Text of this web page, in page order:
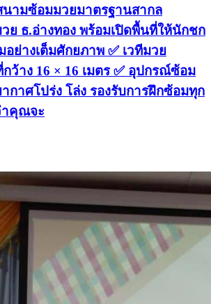
ามซ้อมมวยมาตรฐานสากล
ย ธ.อ่างทอง พร้อมเปิดพื้นที่ให้นักชก
ย่างเต็มศักยภาพ ✅ เวทีมวย
ว้าง 16 × 16 เมตร ✅ อุปกรณ์ซ้อม
กาศโปร่ง โล่ง รองรับการฝึกซ้อมทุก
าคุณจะ